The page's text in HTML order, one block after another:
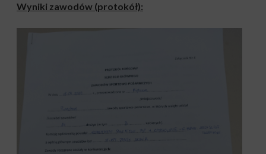
Wyniki zawodów (protokół):